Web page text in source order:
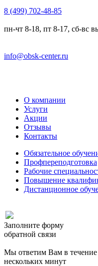
8 (499) 702-48-85
пн-чт 8-18, пт 8-17, сб-вс
info@obsk-center.ru
О компании
Услуги
Акции
Отзывы
Контакты
Обязательное
Профпереподготовка
Рабочие
Повышение
Дистанционное
Заполните форму
обратной связи
Мы ответим Вам в течение
нескольких минут